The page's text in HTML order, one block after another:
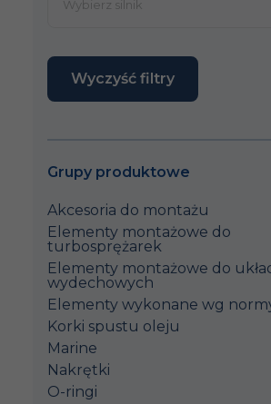
Wyczyść filtry
Grupy produktowe
Akcesoria do montażu
Elementy montażowe do
turbosprężarek
Elementy montażowe do
wydechowych
Elementy wykonane wg
Korki spustu oleju
Marine
Nakrętki
O-ringi